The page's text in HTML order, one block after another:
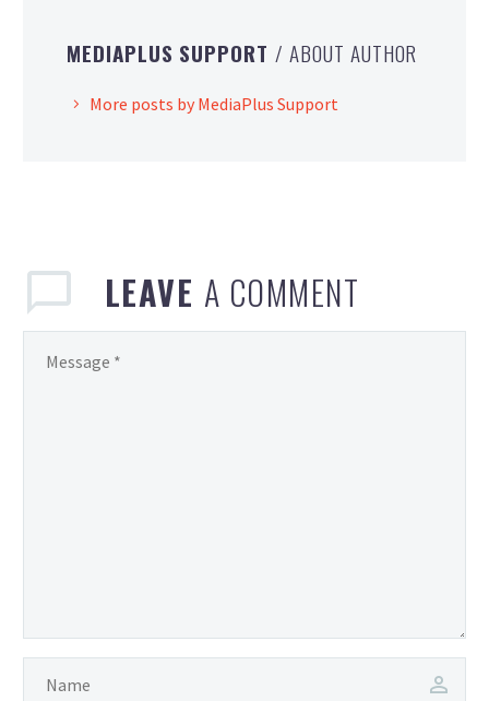
MEDIAPLUS SUPPORT / ABOUT AUTHOR
More posts by MediaPlus Support
LEAVE A COMMENT